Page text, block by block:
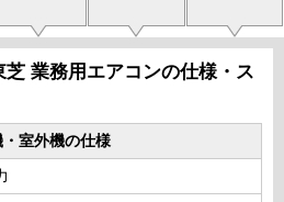
業務用エアコンの仕様・ス
室外機の仕様